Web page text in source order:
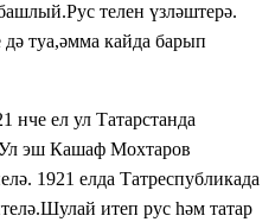
телен үзләштерә.
туа,әмма кайда барып
нче ел ул Татарстанда
эш Кашаф Мохтаров
1921 елда Татреспубликада
итеп рус һәм татар